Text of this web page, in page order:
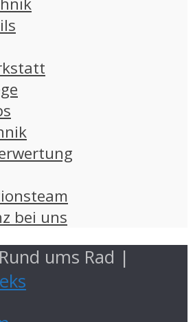
bei uns
ums Rad |